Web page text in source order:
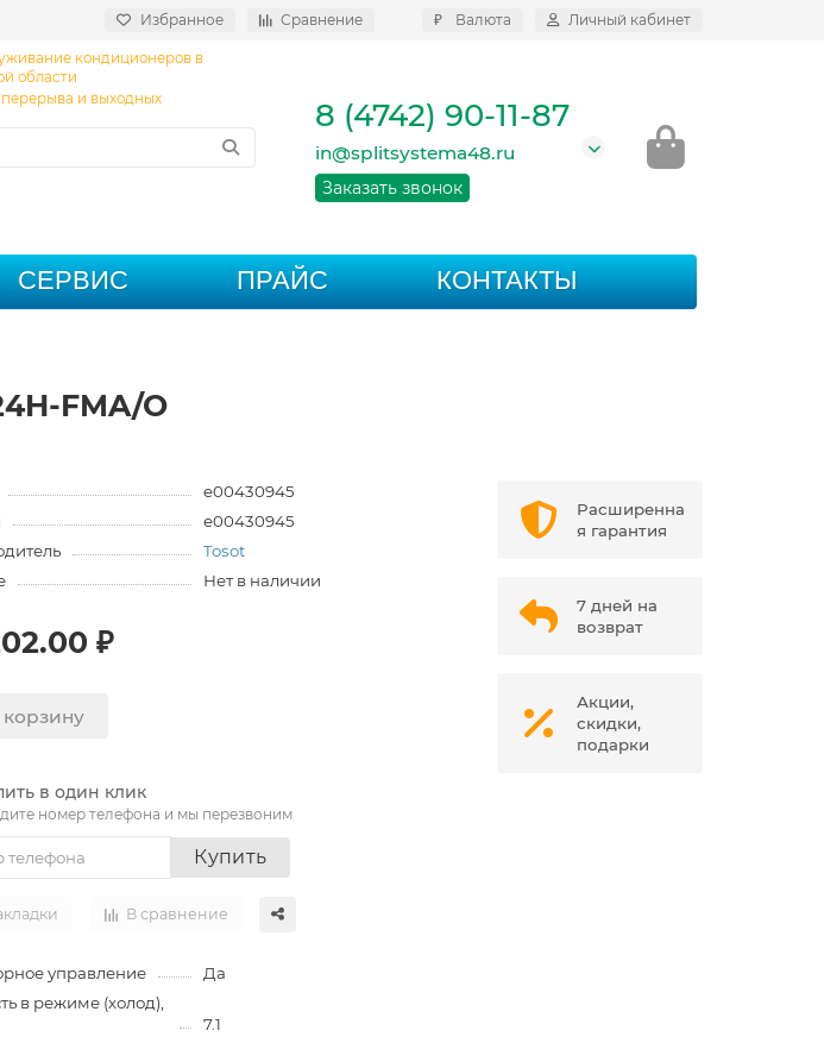
Избранное Сравнение ₽ Валюта Личный кабинет
кондиционеров в
области
перерыва и выходных
8 (4742) 90-11-87
in@splitsystema48.ru
Заказать звонок
СЕРВИС ПРАЙС КОНТАКТЫ
FMA/O
e00430945
e00430945
Tosot
Нет в наличии
₽
в один клик
номер телефона и мы перезвоним
Купить
В сравнение
управление
Да
в режиме (холод),
7.1
Расширенна
я гарантия
7 дней на
возврат
Акции,
скидки,
подарки